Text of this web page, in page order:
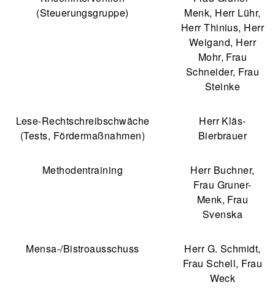
(Steuerungsgruppe)
Menk, Herr Lühr,
Herr Thinius, Herr
Weigand, Herr
Mohr, Frau
Schneider, Frau
Steinke
Lese-Rechtschreibschwäche
(Tests, Fördermaßnahmen)
Herr Kläs-
Bierbrauer
Methodentraining
Herr Buchner,
Frau Gruner-
Menk, Frau
Svenska
Mensa-/Bistroausschuss
Herr G. Schmidt,
Frau Schell, Frau
Weck